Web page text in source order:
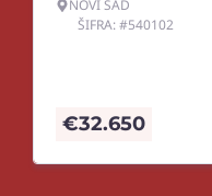
NOVI SAD
ŠIFRA: #540102
€32.650